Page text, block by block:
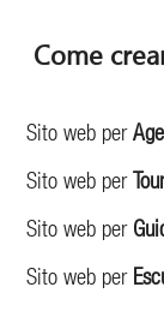
Come
Sito web per
Sito web per
Sito web per
Sito web per